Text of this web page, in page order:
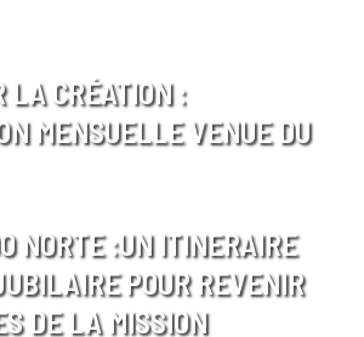
LA CRÉATION :
MENSUELLE VENUE DU
NORTE :UN ITINERAIRE
POUR REVENIR
DE LA MISSION